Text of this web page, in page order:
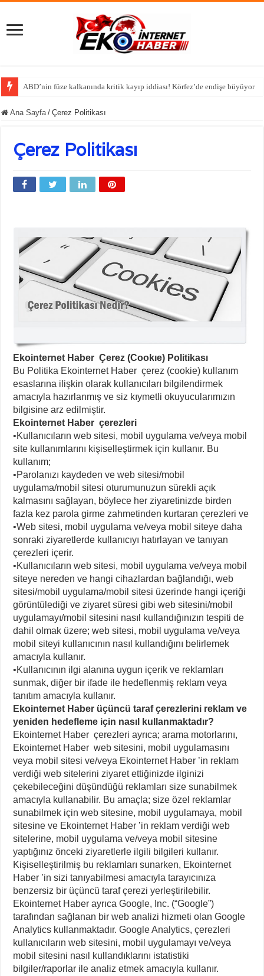
ABD’nin füze kalkanında kritik kayıp iddiası! Körfez’de endişe büyüyor
Ana Sayfa / Çerez Politikası
Çerez Politikası
Ekointernet Haber Çerez (Cookıe) Politikası
Bu Politika Ekointernet Haber çerez (cookie) kullanım
esaslarına ilişkin olarak kullanıcıları bilgilendirmek
amacıyla hazırlanmış ve siz kıymetli okuyucularımızın
bilgisine arz edilmiştir.
Ekointernet Haber çerezleri
•Kullanıcıların web sitesi, mobil uygulama ve/veya mobil
site kullanımlarını kişiselleştirmek için kullanır. Bu
kullanım;
•Parolanızı kaydeden ve web sitesi/mobil
uygulama/mobil sitesi oturumunuzun sürekli açık
kalmasını sağlayan, böylece her ziyaretinizde birden
fazla kez parola girme zahmetinden kurtaran çerezleri ve
•Web sitesi, mobil uygulama ve/veya mobil siteye daha
sonraki ziyaretlerde kullanıcıyı hatırlayan ve tanıyan
çerezleri içerir.
•Kullanıcıların web sitesi, mobil uygulama ve/veya mobil
siteye nereden ve hangi cihazlardan bağlandığı, web
sitesi/mobil uygulama/mobil sitesi üzerinde hangi içeriği
görüntülediği ve ziyaret süresi gibi web sitesini/mobil
uygulamayı/mobil sitesini nasıl kullandığınızın tespiti de
dahil olmak üzere; web sitesi, mobil uygulama ve/veya
mobil siteyi kullanıcının nasıl kullandığını belirlemek
amacıyla kullanır.
•Kullanıcının ilgi alanına uygun içerik ve reklamları
sunmak, diğer bir ifade ile hedeflenmiş reklam veya
tanıtım amacıyla kullanır.
Ekointernet Haber üçüncü taraf çerezlerini reklam ve
yeniden hedefleme için nasıl kullanmaktadır?
Ekointernet Haber çerezleri ayrıca; arama motorlarını,
Ekointernet Haber web sitesini, mobil uygulamasını
veya mobil sitesi ve/veya Ekointernet Haber ’in reklam
verdiği web sitelerini ziyaret ettiğinizde ilginizi
çekebileceğini düşündüğü reklamları size sunabilmek
amacıyla kullanabilir. Bu amaçla; size özel reklamlar
sunabilmek için web sitesine, mobil uygulamaya, mobil
sitesine ve Ekointernet Haber ’in reklam verdiği web
sitelerine, mobil uygulama ve/veya mobil sitesine
yaptığınız önceki ziyaretlerle ilgili bilgileri kullanır.
Kişiselleştirilmiş bu reklamları sunarken, Ekointernet
Haber ’in sizi tanıyabilmesi amacıyla tarayıcınıza
benzersiz bir üçüncü taraf çerezi yerleştirilebilir.
Ekointernet Haber ayrıca Google, Inc. (“Google”)
tarafından sağlanan bir web analizi hizmeti olan Google
Analytics kullanmaktadır. Google Analytics, çerezleri
kullanıcıların web sitesini, mobil uygulamayı ve/veya
mobil sitesini nasıl kullandıklarını istatistiki
bilgiler/raporlar ile analiz etmek amacıyla kullanır.